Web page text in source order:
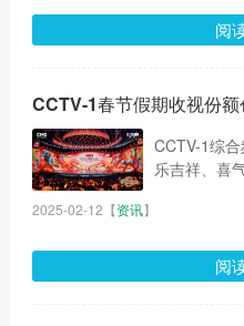
阅
CCTV-1春节假期收视份额
CCTV-1综
乐吉祥、喜
2025-02-12 【资讯】
阅